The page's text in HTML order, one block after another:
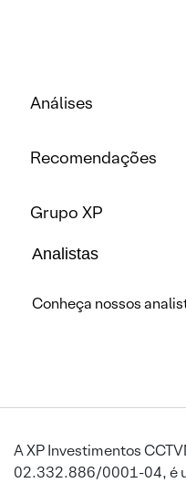
Análises
Recomendações
Grupo XP
Analistas
Conheça nossos
A XP Investimentos
02.332.886/0001-04, é